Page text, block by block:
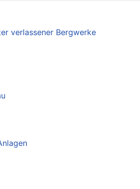
verlassener Bergwerke